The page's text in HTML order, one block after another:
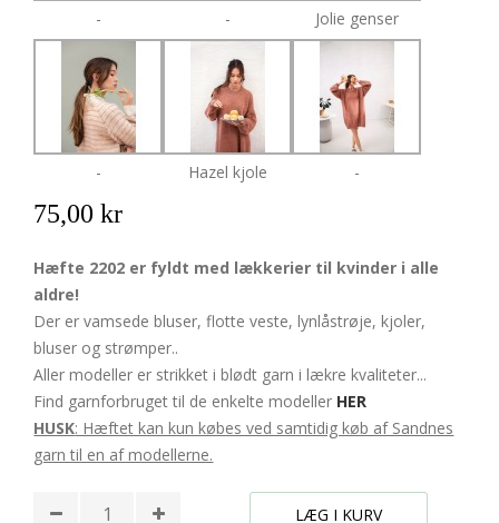
- - Jolie genser
- Hazel kjole -
75,00 kr
Hæfte 2202 er fyldt med lækkerier til kvinder i alle
aldre!
Der er vamsede bluser, flotte veste, lynlåstrøje, kjoler,
bluser og strømper..
Aller modeller er strikket i blødt garn i lækre kvaliteter...
Find garnforbruget til de enkelte modeller HER
HUSK: Hæftet kan kun købes ved samtidig køb af Sandnes
garn til en af modellerne.
LÆG I KURV